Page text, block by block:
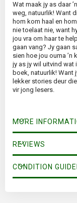
Wat maak jy as daar
weg, natuurlik! Want
hom kom haal en
nie toelaat nie, want
jou vra om haar te
gaan vang? Jy gaan
sien hoe jou ouma
jy as jy wil uitvind wat
boek, natuurlik! Want
lekker stories deur
vir jong lesers.
MORE
REVIEWS
CONDITION